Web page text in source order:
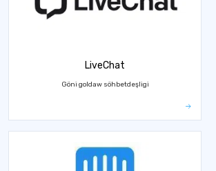
LiveChat
Göni goldaw söhbetdeşligi